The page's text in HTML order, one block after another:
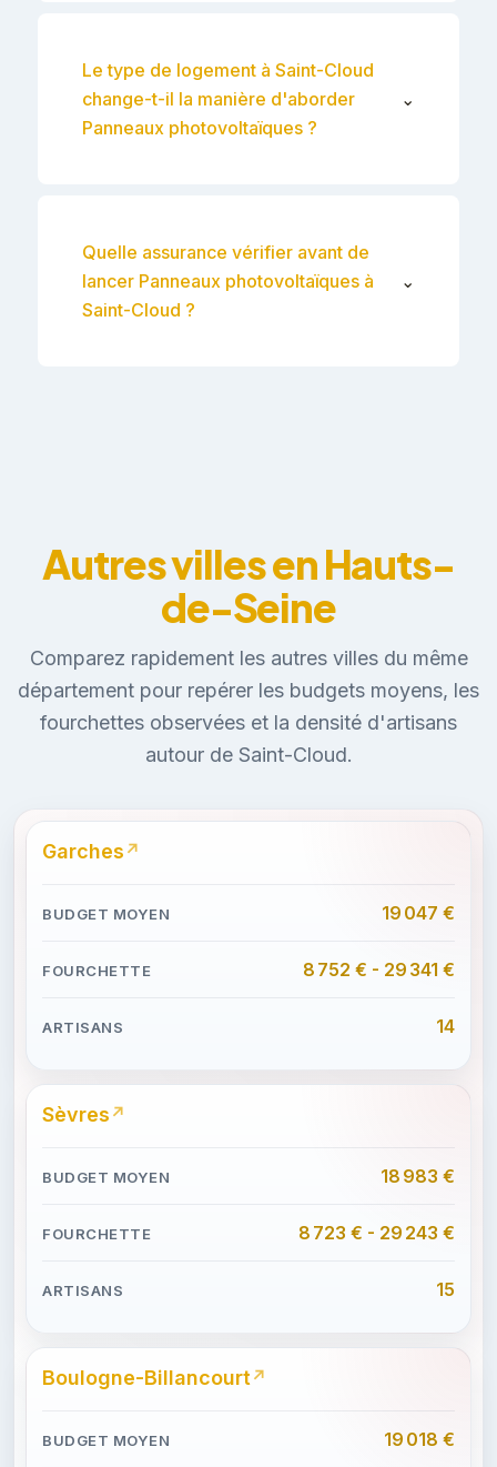
Le type de logement à Saint-Cloud
change-t-il la manière d'aborder
Panneaux photovoltaïques ?
⌄
Quelle assurance vérifier avant de
lancer Panneaux photovoltaïques à
Saint-Cloud ?
⌄
Autres villes en Hauts-
de-Seine
Comparez rapidement les autres villes du même
département pour repérer les budgets moyens, les
fourchettes observées et la densité d'artisans
autour de Saint-Cloud.
Garches
19 047 €
8 752 € - 29 341 €
14
Sèvres
18 983 €
8 723 € - 29 243 €
15
Boulogne-Billancourt
19 018 €